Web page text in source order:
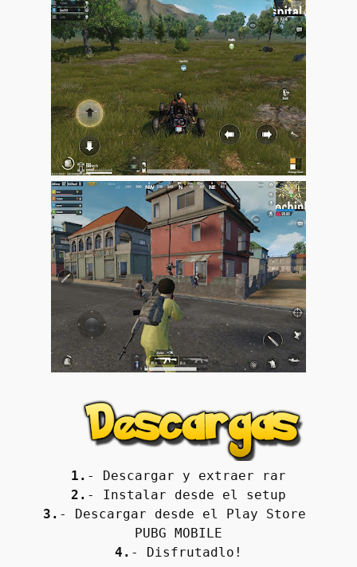
1. - Descargar y extraer rar
2. - Instalar desde el setup
3. - Descargar desde el Play Store
PUBG MOBILE
4. - Disfrutadlo!